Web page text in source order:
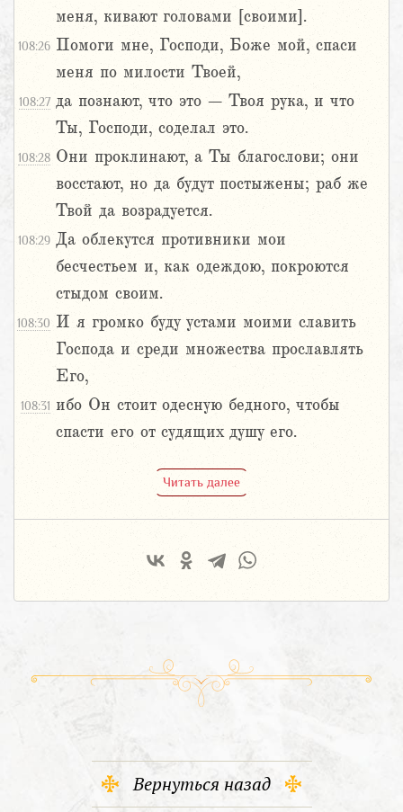
меня, кивают головами [своими].
108:26 Помоги мне, Господи, Боже мой, спаси
меня по милости Твоей,
108:27 да познают, что это – Твоя рука, и что
Ты, Господи, соделал это.
108:28 Они проклинают, а Ты благослови; они
восстают, но да будут постыжены; раб же
Твой да возрадуется.
108:29 Да облекутся противники мои
бесчестьем и, как одеждою, покроются
стыдом своим.
108:30 И я громко буду устами моими славить
Господа и среди множества прославлять
Его,
108:31 ибо Он стоит одесную бедного, чтобы
спасти его от судящих душу его.
Читать далее
Вернуться назад